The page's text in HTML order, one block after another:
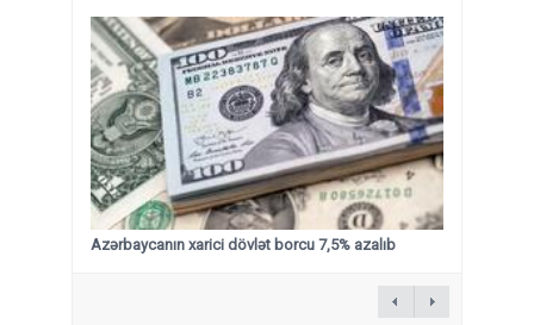
Azərbaycanın xarici dövlət borcu 7,5% azalıb